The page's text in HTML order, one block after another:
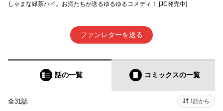
しゃまな緑茶ハイ。お酒たちが送るゆるゆるコメディ！ [JC発売中]
ファンレターを送る
話の一覧 コミックスの一覧
全31話 1話から